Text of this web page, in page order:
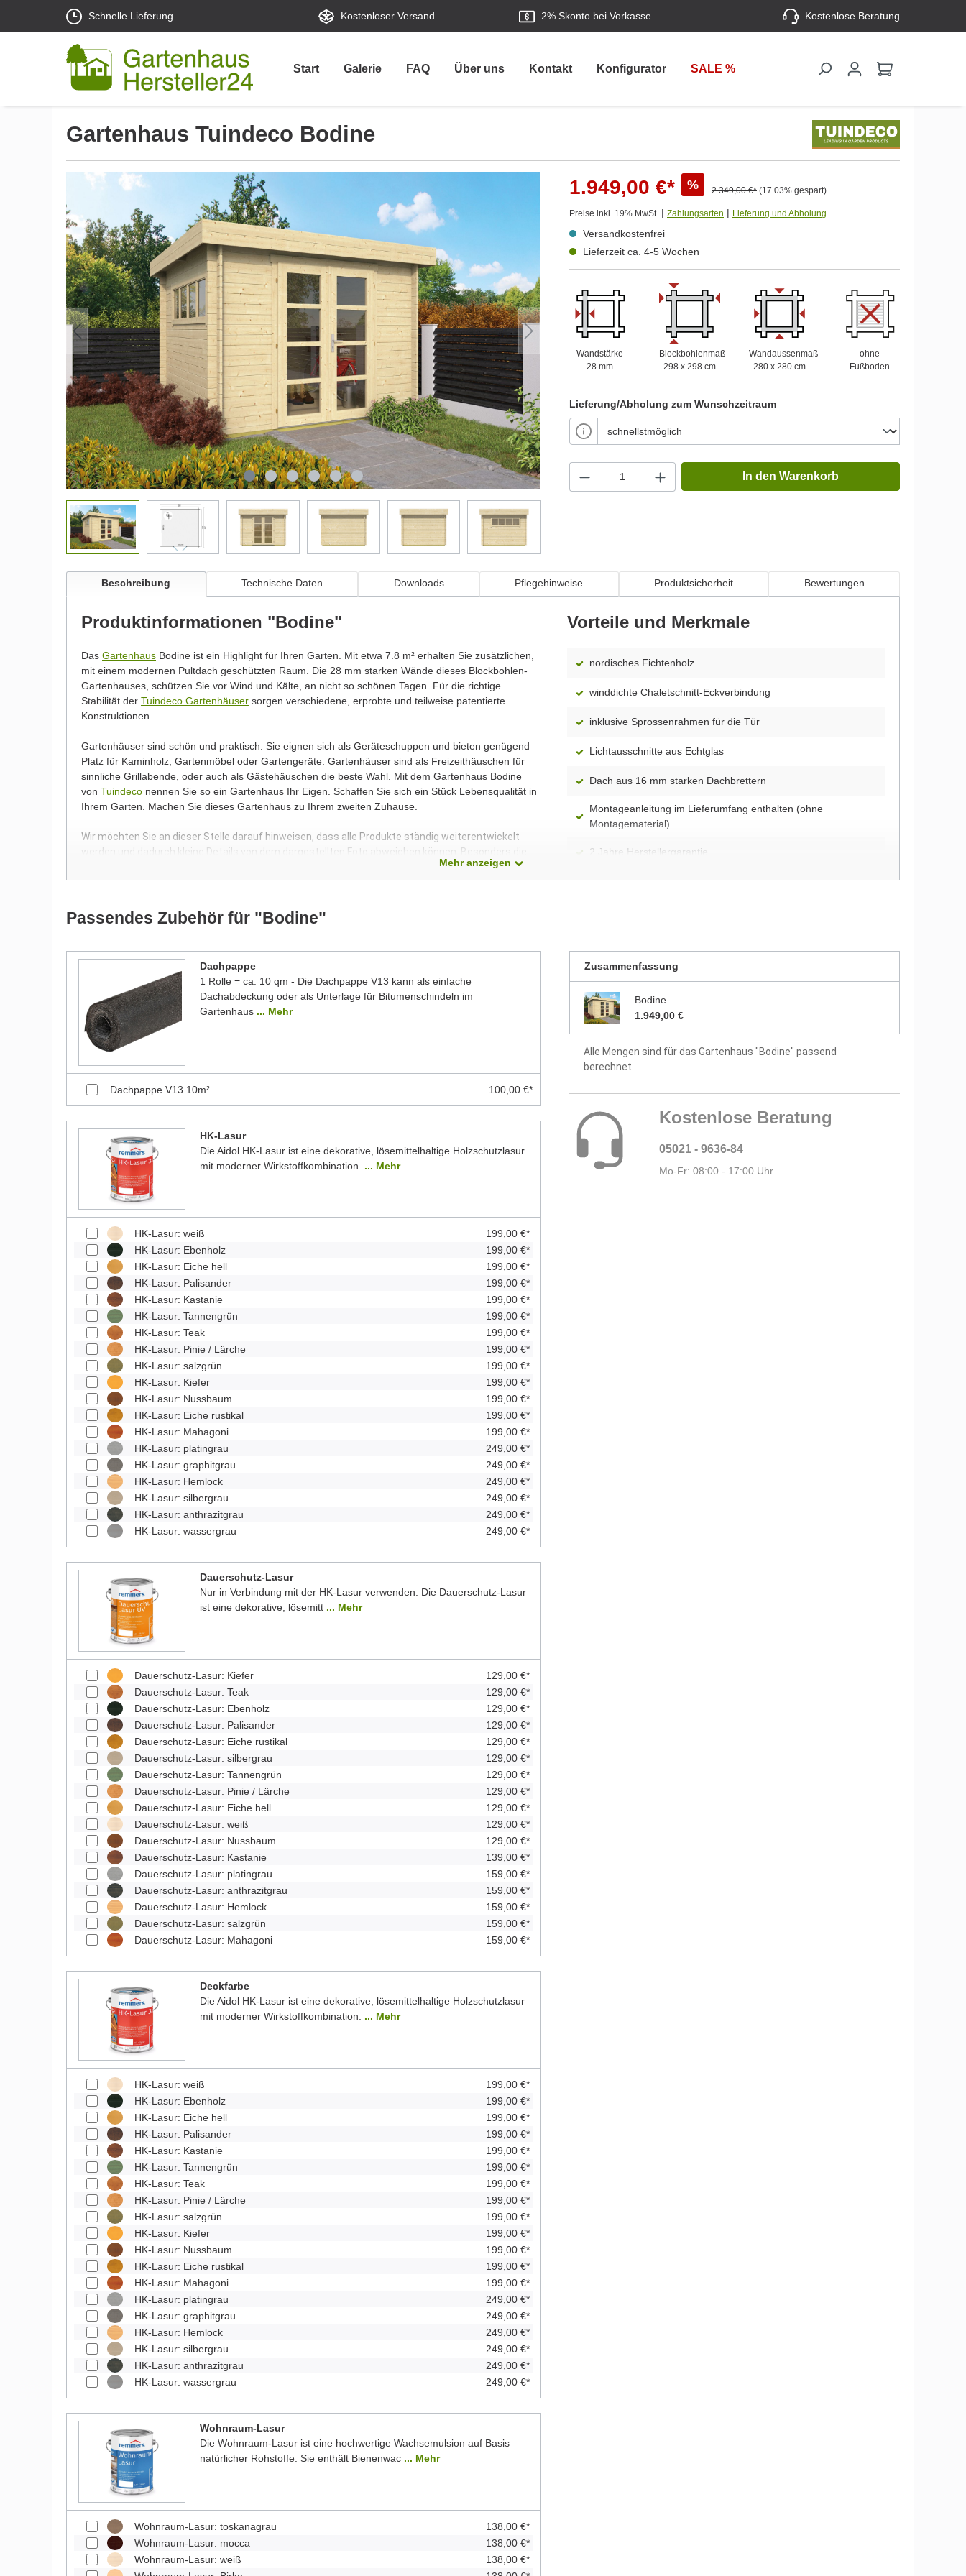
Schnelle Lieferung Kostenloser Versand 2% Skonto bei Vorkasse Kostenlose Beratung
Start Galerie FAQ Über uns Kontakt Konfigurator SALE %
Gartenhaus Tuindeco Bodine
1.949,00 €* % 2.349,00 €* (17.03% gespart)
Preise inkl. 19% MwSt. | Zahlungsarten | Lieferung und Abholung
Versandkostenfrei
Lieferzeit ca. 4-5 Wochen
Wandstärke
28 mm
Blockbohlenmaß
298 x 298 cm
Wandaussenmaß
280 x 280 cm
ohne
Fußboden
Lieferung/Abholung zum Wunschzeitraum
In den Warenkorb
Beschreibung Technische Daten Downloads Pflegehinweise Produktsicherheit Bewertungen
Produktinformationen "Bodine"
Das Gartenhaus Bodine ist ein Highlight für Ihren Garten. Mit etwa 7.8 m² erhalten Sie zusätzlichen,
mit einem modernen Pultdach geschützten Raum. Die 28 mm starken Wände dieses Blockbohlen-
Gartenhauses, schützen Sie vor Wind und Kälte, an nicht so schönen Tagen. Für die richtige
Stabilität der Tuindeco Gartenhäuser sorgen verschiedene, erprobte und teilweise patentierte
Konstruktionen.
Gartenhäuser sind schön und praktisch. Sie eignen sich als Geräteschuppen und bieten genügend
Platz für Kaminholz, Gartenmöbel oder Gartengeräte. Gartenhäuser sind als Freizeithäuschen für
sinnliche Grillabende, oder auch als Gästehäuschen die beste Wahl. Mit dem Gartenhaus Bodine
von Tuindeco nennen Sie so ein Gartenhaus Ihr Eigen. Schaffen Sie sich ein Stück Lebensqualität in
Ihrem Garten. Machen Sie dieses Gartenhaus zu Ihrem zweiten Zuhause.
Wir möchten Sie an dieser Stelle darauf hinweisen, dass alle Produkte ständig weiterentwickelt
werden und dadurch kleine Details von dem dargestellten Foto abweichen können. Besonders die
Bilder unserer Kunden stellen teilweise modifizierte Modelle dar. Alle Maße sind Circa-Angaben.
Vorteile und Merkmale
nordisches Fichtenholz
winddichte Chaletschnitt-Eckverbindung
inklusive Sprossenrahmen für die Tür
Lichtausschnitte aus Echtglas
Dach aus 16 mm starken Dachbrettern
Montageanleitung im Lieferumfang enthalten (ohne
Montagematerial)
2 Jahre Herstellergarantie
Mehr anzeigen
Passendes Zubehör für "Bodine"
Dachpappe
1 Rolle = ca. 10 qm - Die Dachpappe V13 kann als einfache
Dachabdeckung oder als Unterlage für Bitumenschindeln im
Gartenhaus ... Mehr
Dachpappe V13 10m² 100,00 €*
HK-Lasur
Die Aidol HK-Lasur ist eine dekorative, lösemittelhaltige Holzschutzlasur
mit moderner Wirkstoffkombination. ... Mehr
HK-Lasur: weiß
199,00 €*
HK-Lasur: Ebenholz
199,00 €*
HK-Lasur: Eiche hell
199,00 €*
HK-Lasur: Palisander
199,00 €*
HK-Lasur: Kastanie
199,00 €*
HK-Lasur: Tannengrün
199,00 €*
HK-Lasur: Teak
199,00 €*
HK-Lasur: Pinie / Lärche
199,00 €*
HK-Lasur: salzgrün
199,00 €*
HK-Lasur: Kiefer
199,00 €*
HK-Lasur: Nussbaum
199,00 €*
HK-Lasur: Eiche rustikal
199,00 €*
HK-Lasur: Mahagoni
199,00 €*
HK-Lasur: platingrau
249,00 €*
HK-Lasur: graphitgrau
249,00 €*
HK-Lasur: Hemlock
249,00 €*
HK-Lasur: silbergrau
249,00 €*
HK-Lasur: anthrazitgrau
249,00 €*
HK-Lasur: wassergrau
249,00 €*
Dauerschutz-Lasur
Nur in Verbindung mit der HK-Lasur verwenden. Die Dauerschutz-Lasur
ist eine dekorative, lösemitt ... Mehr
Dauerschutz-Lasur: Kiefer
129,00 €*
Dauerschutz-Lasur: Teak
129,00 €*
Dauerschutz-Lasur: Ebenholz
129,00 €*
Dauerschutz-Lasur: Palisander
129,00 €*
Dauerschutz-Lasur: Eiche rustikal
129,00 €*
Dauerschutz-Lasur: silbergrau
129,00 €*
Dauerschutz-Lasur: Tannengrün
129,00 €*
Dauerschutz-Lasur: Pinie / Lärche
129,00 €*
Dauerschutz-Lasur: Eiche hell
129,00 €*
Dauerschutz-Lasur: weiß
129,00 €*
Dauerschutz-Lasur: Nussbaum
129,00 €*
Dauerschutz-Lasur: Kastanie
139,00 €*
Dauerschutz-Lasur: platingrau
159,00 €*
Dauerschutz-Lasur: anthrazitgrau
159,00 €*
Dauerschutz-Lasur: Hemlock
159,00 €*
Dauerschutz-Lasur: salzgrün
159,00 €*
Dauerschutz-Lasur: Mahagoni
159,00 €*
Deckfarbe
Die Aidol HK-Lasur ist eine dekorative, lösemittelhaltige Holzschutzlasur
mit moderner Wirkstoffkombination. ... Mehr
HK-Lasur: weiß
199,00 €*
HK-Lasur: Ebenholz
199,00 €*
HK-Lasur: Eiche hell
199,00 €*
HK-Lasur: Palisander
199,00 €*
HK-Lasur: Kastanie
199,00 €*
HK-Lasur: Tannengrün
199,00 €*
HK-Lasur: Teak
199,00 €*
HK-Lasur: Pinie / Lärche
199,00 €*
HK-Lasur: salzgrün
199,00 €*
HK-Lasur: Kiefer
199,00 €*
HK-Lasur: Nussbaum
199,00 €*
HK-Lasur: Eiche rustikal
199,00 €*
HK-Lasur: Mahagoni
199,00 €*
HK-Lasur: platingrau
249,00 €*
HK-Lasur: graphitgrau
249,00 €*
HK-Lasur: Hemlock
249,00 €*
HK-Lasur: silbergrau
249,00 €*
HK-Lasur: anthrazitgrau
249,00 €*
HK-Lasur: wassergrau
249,00 €*
Wohnraum-Lasur
Die Wohnraum-Lasur ist eine hochwertige Wachsemulsion auf Basis
natürlicher Rohstoffe. Sie enthält Bienenwac ... Mehr
Wohnraum-Lasur: toskanagrau
138,00 €*
Wohnraum-Lasur: mocca
138,00 €*
Wohnraum-Lasur: weiß
138,00 €*
Zusammenfassung
Bodine
1.949,00 €
Alle Mengen sind für das Gartenhaus "Bodine" passend
berechnet.
Kostenlose Beratung
05021 - 9636-84
Mo-Fr: 08:00 - 17:00 Uhr